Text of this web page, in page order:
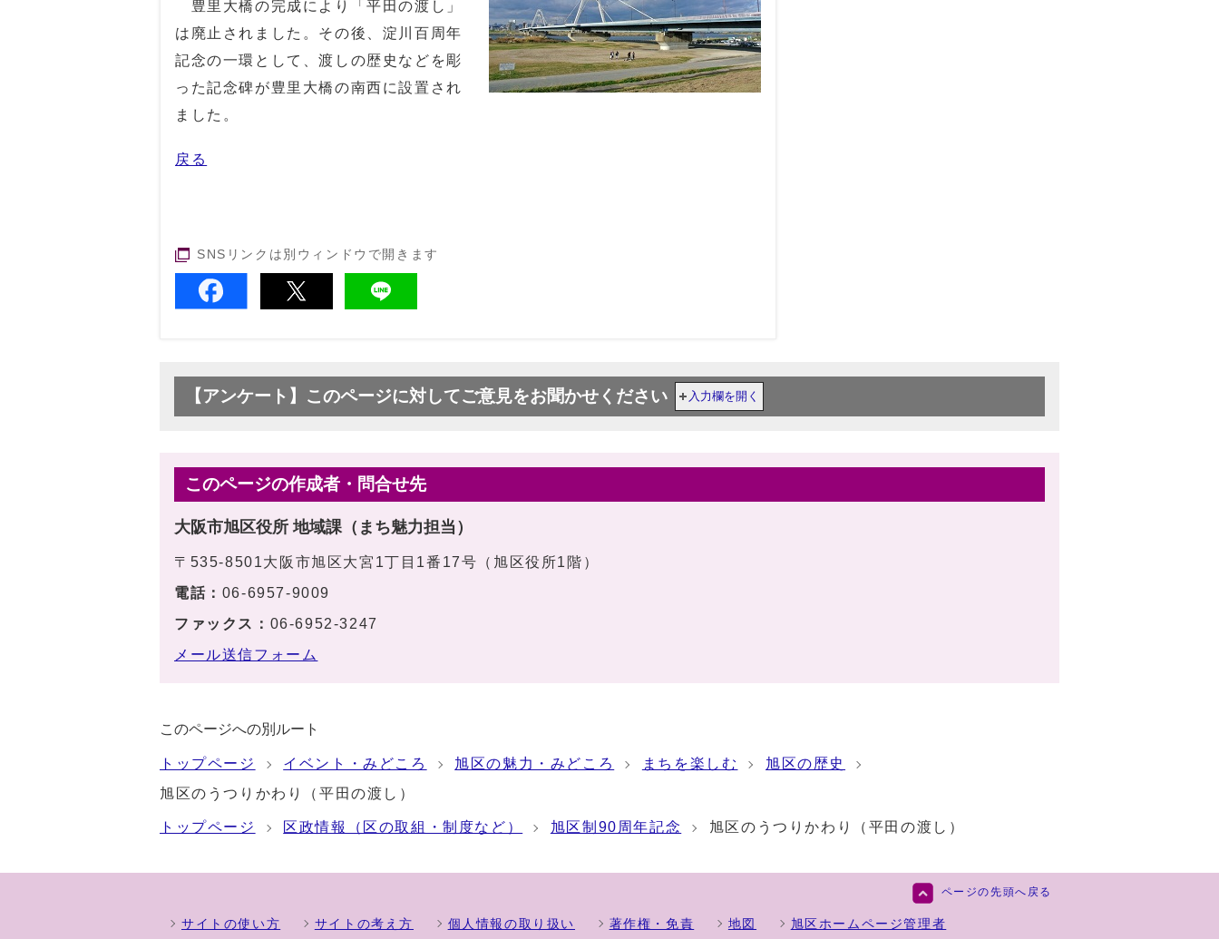
豊里大橋の完成により「平田の渡し」
は廃止されました。その後、淀川百周年
記念の一環として、渡しの歴史などを彫
った記念碑が豊里大橋の南西に設置され
ました。
戻る
SNSリンクは別ウィンドウで開きます
【アンケート】このページに対してご意見をお聞かせください 入力欄を開く
このページの作成者・問合せ先
大阪市旭区役所 地域課（まち魅力担当）
〒535-8501大阪市旭区大宮1丁目1番17号（旭区役所1階）
電話： 06-6957-9009
ファックス： 06-6952-3247
メール送信フォーム
このページへの別ルート
トップページ イベント・みどころ 旭区の魅力・みどころ まちを楽しむ
旭区の歴史
旭区のうつりかわり（平田の渡し）
トップページ 区政情報（区の取組・制度など） 旭区制90周年記念 旭区のうつりかわり（平田の渡し）
ページの先頭へ戻る
サイトの使い方 サイトの考え方 個人情報の取り扱い 著作権・免責 地図 旭区ホームページ管理者